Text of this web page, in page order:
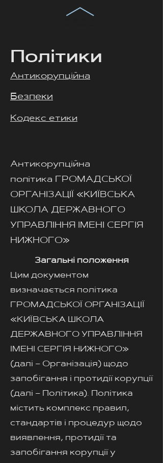
Політики
Антикорупційна
Безпеки
Кодекс етики
Антикорупційна
політика
ГРОМАДСЬКОЇ
ОРГАНІЗАЦІЇ «КИЇВСЬКА
ШКОЛА ДЕРЖАВНОГО
УПРАВЛІННЯ ІМЕНІ СЕРГІЯ
НИЖНОГО»
Загальні положення
Цим документом
визначається політика
ГРОМАДСЬКОЇ ОРГАНІЗАЦІЇ
«КИЇВСЬКА ШКОЛА
ДЕРЖАВНОГО УПРАВЛІННЯ
ІМЕНІ СЕРГІЯ НИЖНОГО»
(далі – Організація) щодо
запобігання і протидії корупції
(далі – Політика). Політика
містить комплекс правил,
стандартів і процедур щодо
виявлення, протидії та
запобігання корупції у